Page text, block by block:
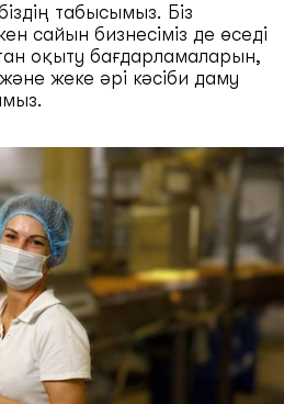
табысымыз. Біз
сайын бизнесіміз де өседі
оқыту бағдарламаларын,
жеке әрі кәсіби даму